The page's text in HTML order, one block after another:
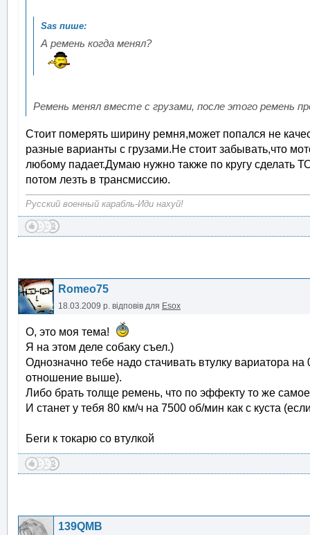
А ремень когда менял?
Ремень менял вместе с грузами, после этого ремень
Стоит померять ширину ремня,может попался не
разные варианты с грузами.Не стоит забывать,что
любому падает.Думаю нужно также по кругу сделать
потом лезть в трансмиссию.
Русский военный карабль-Иди нахуй!
Romeo75
18.03.2009 р. відповів для Esox
О, это моя тема!
Я на этом деле собаку съел.)
Однозначно тебе надо стачивать втулку вариатора
отношение выше).
Либо брать толще ремень, что по эффекту то же
И станет у тебя 80 км/ч на 7500 об/мин как с куста
Беги к токарю со втулкой
139QMB